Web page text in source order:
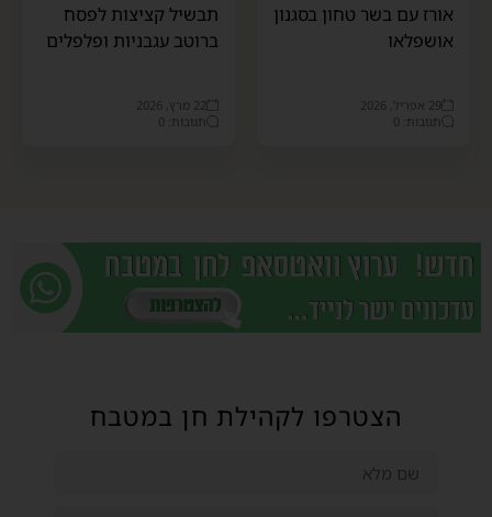
אורז עם בשר טחון בסגנון
אושפלאו
29 אפריל, 2026
תגובות: 0
תבשיל קציצות לפסח
ברוטב עגבניות ופלפלים
22 מרץ, 2026
תגובות: 0
הצטרפו לקהילת חן במטבח